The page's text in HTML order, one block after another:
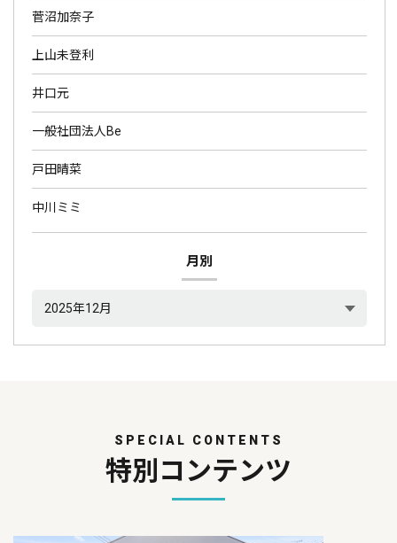
菅沼加奈子
上山未登利
井口元
一般社団法人Be
戸田晴菜
中川ミミ
月別
SPECIAL CONTENTS
特別コンテンツ